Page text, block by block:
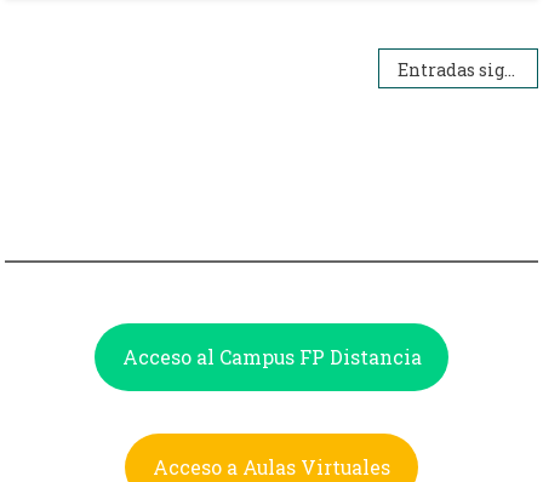
Entradas siguientes
Acceso al Campus FP Distancia
Acceso a Aulas Virtuales